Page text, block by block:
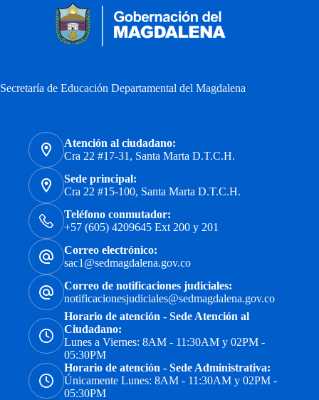
Secretaría de Educación Departamental del Magdalena
Atención al ciudadano:
Cra 22 #17-31, Santa Marta D.T.C.H.
Sede principal:
Cra 22 #15-100, Santa Marta D.T.C.H.
Teléfono conmutador:
+57 (605) 4209645 Ext 200 y 201
Correo electrónico:
sac1@sedmagdalena.gov.co
Correo de notificaciones judiciales:
notificacionesjudiciales@sedmagdalena.gov.co
Horario de atención - Sede Atención al
Ciudadano:
Lunes a Viernes: 8AM - 11:30AM y 02PM -
05:30PM
Horario de atención - Sede Administrativa:
Únicamente Lunes: 8AM - 11:30AM y 02PM -
05:30PM